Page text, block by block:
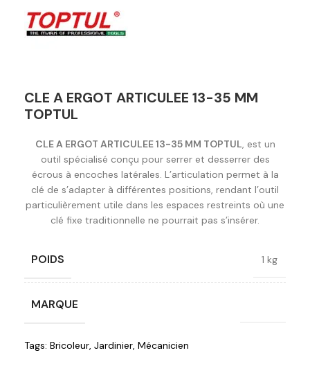
CLE A ERGOT ARTICULEE 13-35 MM
TOPTUL
CLE A ERGOT ARTICULEE 13-35 MM TOPTUL, est un
outil spécialisé conçu pour serrer et desserrer des
écrous à encoches latérales. L’articulation permet à la
clé de s’adapter à différentes positions, rendant l’outil
particulièrement utile dans les espaces restreints où une
clé fixe traditionnelle ne pourrait pas s’insérer.
POIDS 1 kg
MARQUE
Tags: Bricoleur, Jardinier, Mécanicien